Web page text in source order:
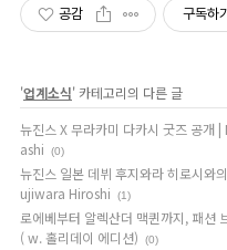
공감 구독하
'업계소식' 카테고리의 다른 글
뉴진스 X 무라카미 다카시 굿즈 공
ashi
(0)
뉴진스 일본 데뷔 후지와라 히로시와
ujiwara Hiroshi
(1)
로에베부터 알렉산더 맥퀸까지, 패션
( w. 홀리데이 에디션)
(0)